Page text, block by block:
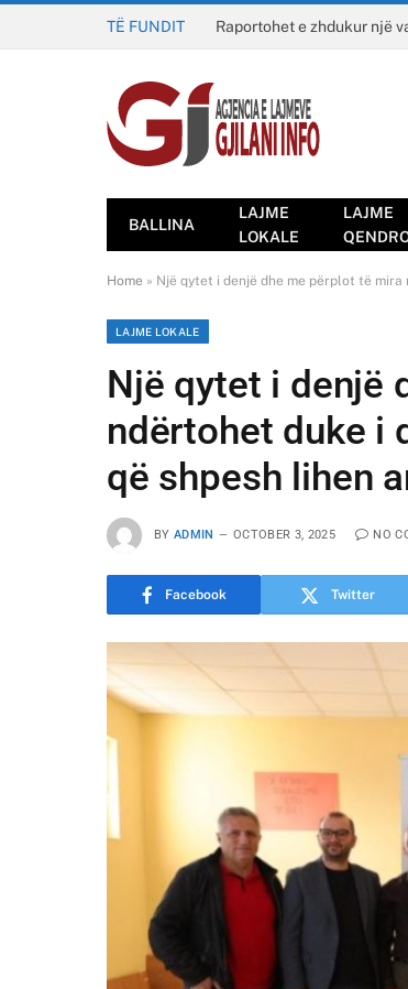
TË FUNDIT Raportohet e zhdukur një
BALLINA
LAJME
LOKALE
LAJME
Home » Një qytet i denjë dhe me përplot të
LAJME LOKALE
Një qytet i denjë
ndërtohet duke i
që shpesh lihen
BY ADMIN OCTOBER 3, 2025 NO
Facebook Twitter